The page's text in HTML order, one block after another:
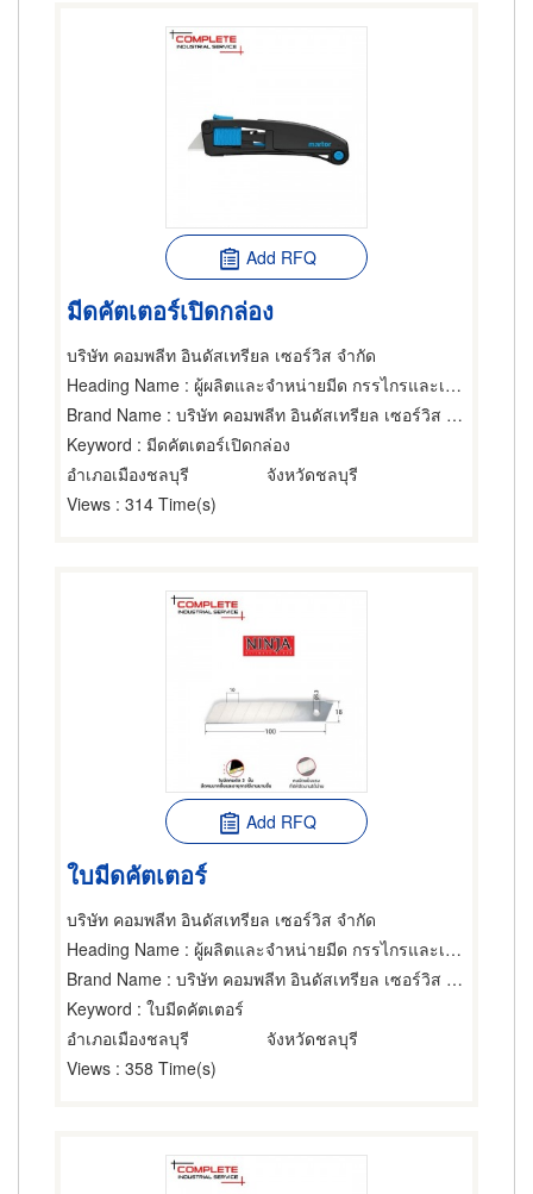
Add RFQ
มีดคัตเตอร์เปิดกล่อง
บริษัท คอมพลีท อินดัสเทรียล เซอร์วิส จำกัด
Heading Name : ผู้ผลิตและจำหน่ายมีด กรรไกรและเครื่องตัด
Brand Name : บริษัท คอมพลีท อินดัสเทรียล เซอร์วิส จำกัด
Keyword : มีดคัตเตอร์เปิดกล่อง
อำเภอเมืองชลบุรี
จังหวัดชลบุรี
Views : 314 Time(s)
Add RFQ
ใบมีดคัตเตอร์
บริษัท คอมพลีท อินดัสเทรียล เซอร์วิส จำกัด
Heading Name : ผู้ผลิตและจำหน่ายมีด กรรไกรและเครื่องตัด
Brand Name : บริษัท คอมพลีท อินดัสเทรียล เซอร์วิส จำกัด
Keyword : ใบมีดคัตเตอร์
อำเภอเมืองชลบุรี
จังหวัดชลบุรี
Views : 358 Time(s)